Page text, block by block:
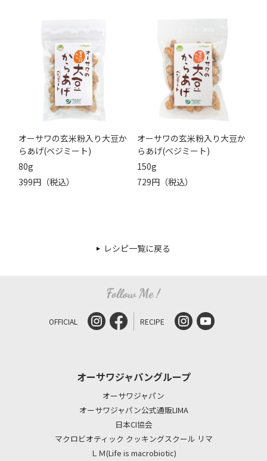
オーサワの玄米粉入り大豆か
らあげ(ベジミート)
80g
399円（税込）
オーサワの玄米粉入り大豆か
らあげ(ベジミート)
150g
729円（税込）
レシピ一覧に戻る
OFFICIAL RECIPE
オーサワジャパングループ
オーサワジャパン
オーサワジャパン公式通販LIMA
日本CI協会
マクロビオティック クッキングスクール リマ
ＬＭ(Life is macrobiotic)